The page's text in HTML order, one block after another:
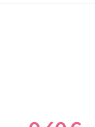
Regulärer